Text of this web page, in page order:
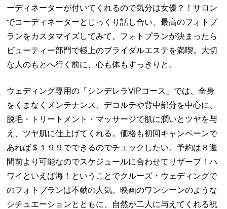
ーディネーターが付いてくれるので気分は女優？！サロン
でコーディネーターとじっくり話し合い、最高のフォトプ
ランをカスタマイズしてみて。フォトプランが決まったら
ビューティー部門で極上のブライダルエステを満喫。大切
な人のもとへ行く前に、心も体もすっきりと。
ウェディング専用の「シンデレラVIPコース」では、全身
をくまなくメンテナンス。デコルテや背中部分を中心に、
脱毛・トリートメント・マッサージで肌に潤いとツヤを与
え、ツヤ肌に仕上げてくれる。価格も初回キャンペーンで
あれば＄１９９でできるのでチェックしたい。予約は８週
間前より可能なのでスケジュールに合わせてリザーブ！ハ
ワイといえば海！ということでクルーズ・ウェディングで
のフォトプランは不動の人気。映画のワンシーンのような
シチュエーションとともに、自然が二人に与えてくれる祝